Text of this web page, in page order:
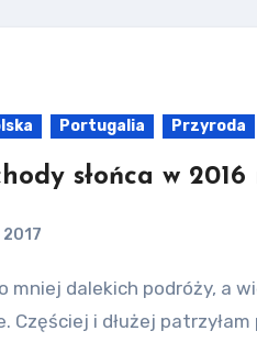
Portugalia Przyroda
słońca w 2016
mniej dalekich podróży, a
Częściej i dłużej